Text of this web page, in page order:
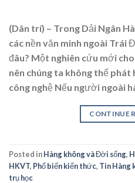
(Dân trí) – Trong Dải Ngân
các nền văn minh ngoài Trái
đâu? Một nghiên cứu mới
nên chúng ta không thể phát
công nghệ Nếu người ngoài
CONTINUE
Posted inHàng không và Đời sống,
HKVT, Phổ biến kiến thức, Tin Hàng
trụ học